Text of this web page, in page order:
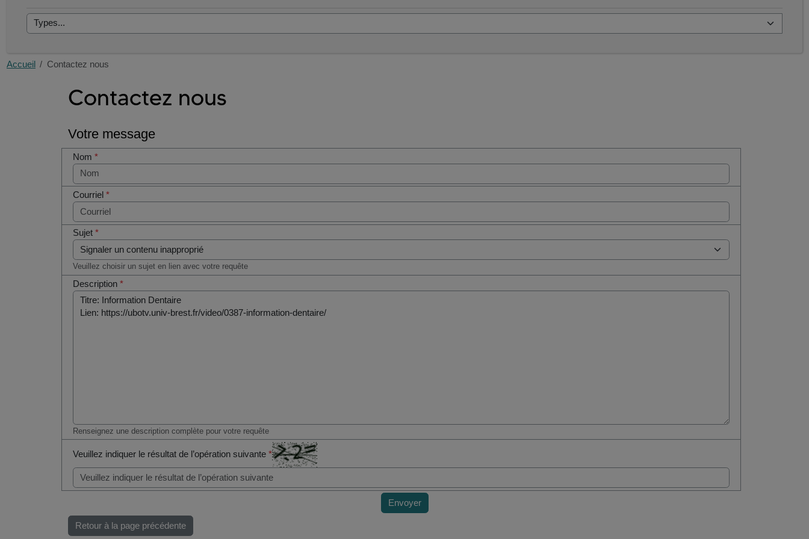
Accueil Contactez nous
Contactez nous
Votre message
Nom*
Courriel*
Sujet*
Veuillez choisir un sujet en lien avec votre requête
Description*
Renseignez une description complète pour votre requête
Veuillez indiquer le résultat de l’opération suivante*
Envoyer
Retour à la page précédente